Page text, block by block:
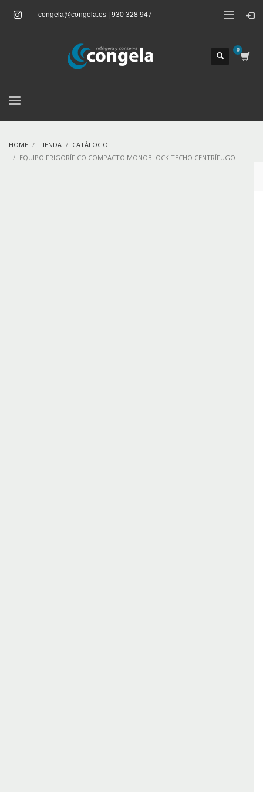
congela@congela.es | 930 328 947
HOME TIENDA
CATÁLOGO
EQUIPO FRIGORÍFICO COMPACTO MONOBLOCK TECHO CENTRÍFUGO